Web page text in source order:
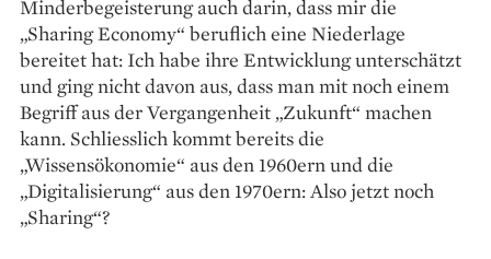
Minderbegeisterung auch darin, dass mir die
„Sharing Economy“ beruflich eine Niederlage
bereitet hat: Ich habe ihre Entwicklung unterschätzt
und ging nicht davon aus, dass man mit noch einem
Begriff aus der Vergangenheit „Zukunft“ machen
kann. Schliesslich kommt bereits die
„Wissensökonomie“ aus den 1960ern und die
„Digitalisierung“ aus den 1970ern: Also jetzt noch
„Sharing“?